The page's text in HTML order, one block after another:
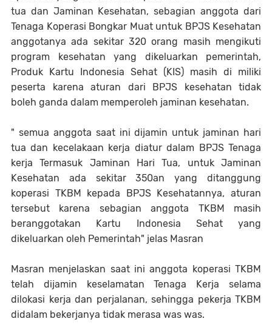
tua dan Jaminan Kesehatan, sebagian anggota dari
Tenaga Koperasi Bongkar Muat untuk BPJS Kesehatan
anggotanya ada sekitar 320 orang masih mengikuti
program kesehatan yang dikeluarkan pemerintah,
Produk Kartu Indonesia Sehat (KIS) masih di miliki
peserta karena aturan dari BPJS kesehatan tidak
boleh ganda dalam memperoleh jaminan kesehatan.
" semua anggota saat ini dijamin untuk jaminan hari
tua dan kecelakaan kerja diatur dalam BPJS Tenaga
kerja Termasuk Jaminan Hari Tua, untuk Jaminan
Kesehatan ada sekitar 350an yang ditanggung
koperasi TKBM kepada BPJS Kesehatannya, aturan
tersebut karena sebagian anggota TKBM masih
beranggotakan Kartu Indonesia Sehat yang
dikeluarkan oleh Pemerintah" jelas Masran
Masran menjelaskan saat ini anggota koperasi TKBM
telah dijamin keselamatan Tenaga Kerja selama
dilokasi kerja dan perjalanan, sehingga pekerja TKBM
didalam bekerjanya tidak merasa was was.